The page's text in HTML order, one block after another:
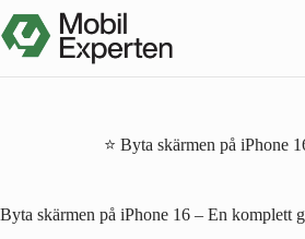
till
innehåll
⭐ Byta skärmen på iPhone
Byta skärmen på iPhone 16 – En komplett